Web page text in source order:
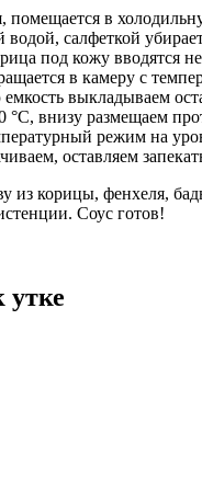
помещается в
водой, салфеткой
под кожу вводятся
в камеру с
выкладываем
°C, внизу размещаем
режим на
оставляем
корицы, фенхеля,
Соус готов!